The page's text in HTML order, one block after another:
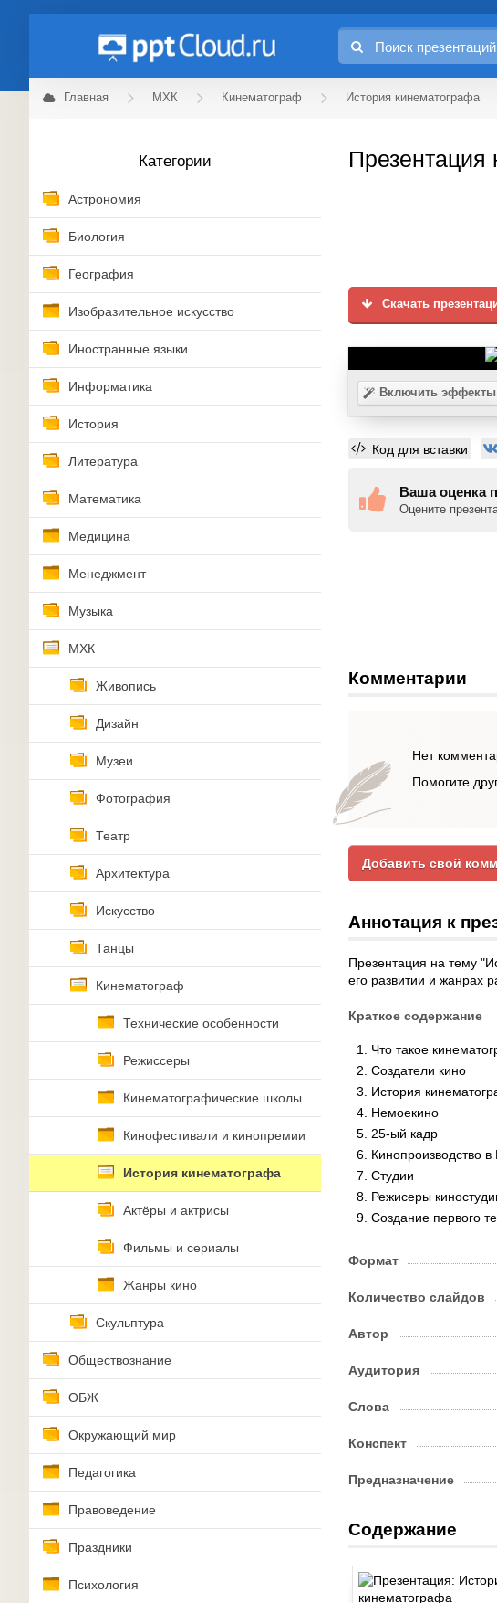
Главная МХК Кинематограф История кинематографа
Категории
Астрономия
Биология
География
Изобразительное искусство
Иностранные языки
Информатика
История
Литература
Математика
Медицина
Менеджмент
Музыка
МХК
Живопись
Дизайн
Музеи
Фотография
Театр
Архитектура
Искусство
Танцы
Кинематограф
Технические особенности
Режиссеры
Кинематографические школы
Кинофестивали и кинопремии
История кинематографа
Актёры и актрисы
Фильмы и сериалы
Жанры кино
Скульптура
Обществознание
ОБЖ
Окружающий мир
Педагогика
Правоведение
Праздники
Психология
Презентация
Скачать
Включить эффекты
Код для вставки
Ваша оценка
Оцените
Комментарии
Нет
Помогите
Добавить свой
Аннотация к
Презентация на тему
его развитии и жанрах
Краткое содержание
Что такое
Создатели кино
История
Немоекино
25-ый кадр
Кинопроизводство в
Студии
Режисеры
Создание первого
Формат
Количество слайдов
Автор
Аудитория
Слова
Конспект
Предназначение
Содержание